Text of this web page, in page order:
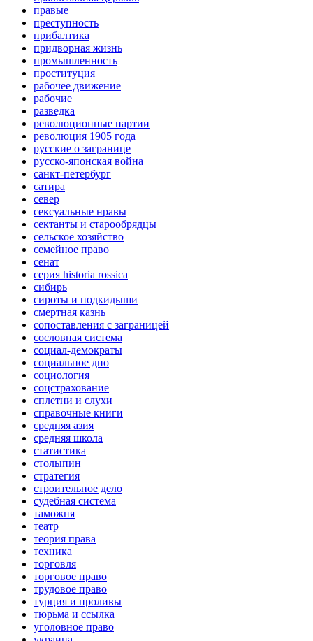
правые
преступность
прибалтика
придворная жизнь
промышленность
проституция
рабочее движение
рабочие
разведка
революционные партии
революция 1905 года
русские о загранице
русско-японская война
санкт-петербург
сатира
север
сексуальные нравы
сектанты и старообрядцы
сельское хозяйство
семейное право
сенат
серия historia rossica
сибирь
сироты и подкидыши
смертная казнь
сопоставления с заграницей
сословная система
социал-демократы
социальное дно
социология
соцстрахование
сплетни и слухи
справочные книги
средняя азия
средняя школа
статистика
столыпин
стратегия
строительное дело
судебная система
таможня
театр
теория права
техника
торговля
торговое право
трудовое право
турция и проливы
тюрьма и ссылка
уголовное право